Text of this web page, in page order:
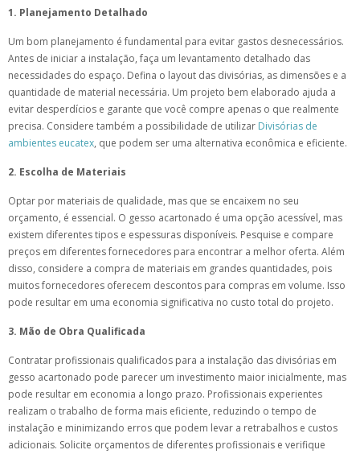
1. Planejamento Detalhado
Um bom planejamento é fundamental para evitar gastos desnecessários.
Antes de iniciar a instalação, faça um levantamento detalhado das
necessidades do espaço. Defina o layout das divisórias, as dimensões e a
quantidade de material necessária. Um projeto bem elaborado ajuda a
evitar desperdícios e garante que você compre apenas o que realmente
precisa. Considere também a possibilidade de utilizar Divisórias de
ambientes eucatex, que podem ser uma alternativa econômica e eficiente.
2. Escolha de Materiais
Optar por materiais de qualidade, mas que se encaixem no seu
orçamento, é essencial. O gesso acartonado é uma opção acessível, mas
existem diferentes tipos e espessuras disponíveis. Pesquise e compare
preços em diferentes fornecedores para encontrar a melhor oferta. Além
disso, considere a compra de materiais em grandes quantidades, pois
muitos fornecedores oferecem descontos para compras em volume. Isso
pode resultar em uma economia significativa no custo total do projeto.
3. Mão de Obra Qualificada
Contratar profissionais qualificados para a instalação das divisórias em
gesso acartonado pode parecer um investimento maior inicialmente, mas
pode resultar em economia a longo prazo. Profissionais experientes
realizam o trabalho de forma mais eficiente, reduzindo o tempo de
instalação e minimizando erros que podem levar a retrabalhos e custos
adicionais. Solicite orçamentos de diferentes profissionais e verifique